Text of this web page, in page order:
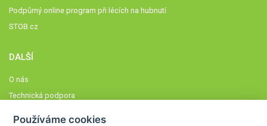
Podpůrný online program při lécích na hubnutí
STOB.cz
DALŠÍ
O nás
Technická podpora
Používáme cookies